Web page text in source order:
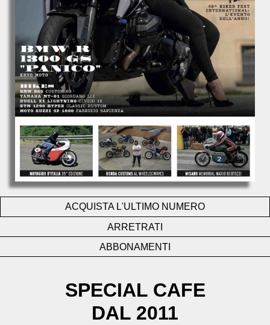
ACQUISTA L'ULTIMO NUMERO
ARRETRATI
ABBONAMENTI
SPECIAL CAFE
DAL 2011